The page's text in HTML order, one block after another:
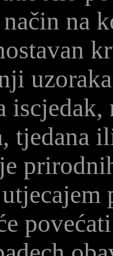
na
iscjedak,
tjedana